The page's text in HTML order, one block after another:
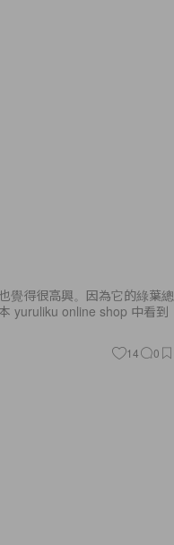
覺得很高興。因為它的綠葉總
yuruliku online shop 中看到
14 0